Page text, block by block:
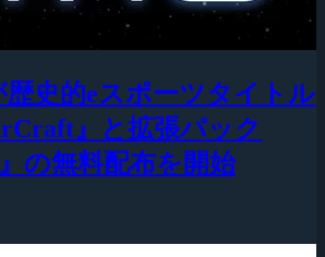
史的eスポーツタイトル
』と拡張パック
の無料配布を開始